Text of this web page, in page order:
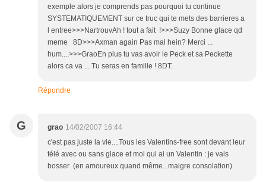
exemple alors je comprends pas pourquoi tu continue
SYSTEMATIQUEMENT sur ce truc qui te mets des barrieres a
l entree>>>NartrouvAh ! tout a fait !>>>Suzy Bonne glace qd
meme 8D>>>Axman again Pas mal hein? Merci ...
hum....>>>GraoEn plus tu vas avoir le Peck et sa Peckette
alors ca va ... Tu seras en famille ! 8DT.
Répondre
G grao 14/02/2007 16:44
c'est pas juste la vie....Tous les Valentins-free sont devant leur
télé avec ou sans glace et moi qui ai un Valentin : je vais
bosser (en amoureux quand même...maigre consolation)